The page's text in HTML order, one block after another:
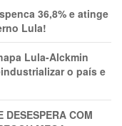
36,8% e atinge
Lula!
Lula-Alckmin
o país e
COM